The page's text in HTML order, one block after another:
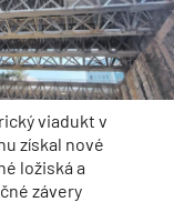
viadukt v
získal nové
ložiská a
závery